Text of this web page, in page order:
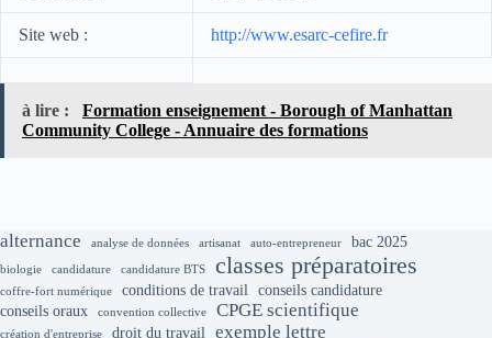
Site web : http://www.esarc-cefire.fr
à lire :
Formation enseignement - Borough of Manhattan
Community College - Annuaire des formations
alternance analyse de données artisanat auto-entrepreneur bac 2025
biologie candidature candidature BTS classes préparatoires
coffre-fort numérique conditions de travail conseils candidature
conseils oraux
convention collective CPGE scientifique
création d'entreprise droit du travail exemple lettre